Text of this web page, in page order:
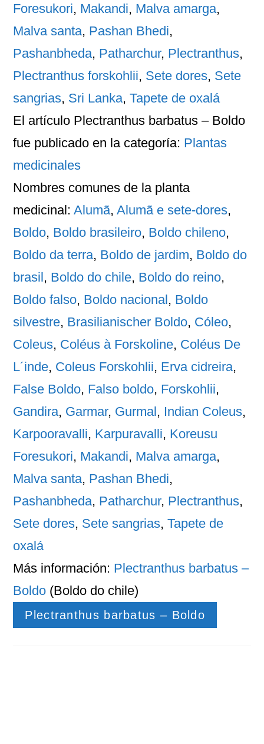
Foresukori, Makandi, Malva amarga,
Malva santa, Pashan Bhedi,
Pashanbheda, Patharchur, Plectranthus,
Plectranthus forskohlii, Sete dores, Sete
sangrias, Sri Lanka,Tapete de oxalá
El artículo Plectranthus barbatus – Boldo
fue publicado en la categoría: Plantas
medicinales
Nombres comunes de la planta
medicinal:Alumã,Alumã e sete-dores,
Boldo, Boldo brasileiro, Boldo chileno,
Boldo da terra, Boldo de jardim, Boldo do
brasil, Boldo do chile, Boldo do reino,
Boldo falso, Boldo nacional, Boldo
silvestre, Brasilianischer Boldo, Cóleo,
Coleus, Coléus à Forskoline, Coléus De
L´inde, Coleus Forskohlii, Erva cidreira,
False Boldo, Falso boldo, Forskohlii,
Gandira, Garmar, Gurmal, Indian Coleus,
Karpooravalli, Karpuravalli, Koreusu
Foresukori, Makandi, Malva amarga,
Malva santa, Pashan Bhedi,
Pashanbheda, Patharchur, Plectranthus,
Sete dores, Sete sangrias,Tapete de
oxalá
Más información: Plectranthus barbatus –
Boldo (Boldo do chile)
Plectranthus barbatus – Boldo